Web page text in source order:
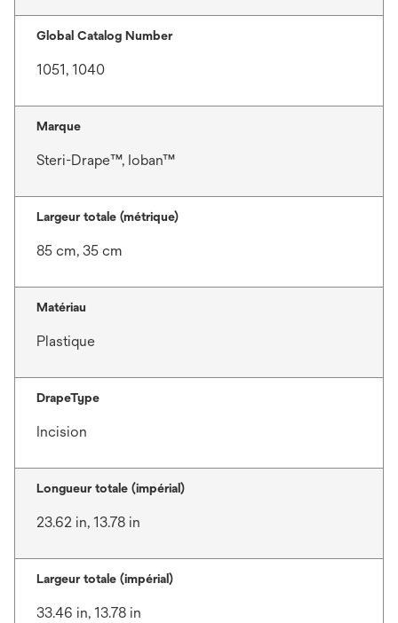
Global Catalog Number
1051, 1040
Marque
Steri-Drape™, Ioban™
Largeur totale (métrique)
85 cm, 35 cm
Matériau
Plastique
DrapeType
Incision
Longueur totale (impérial)
23.62 in, 13.78 in
Largeur totale (impérial)
33.46 in, 13.78 in